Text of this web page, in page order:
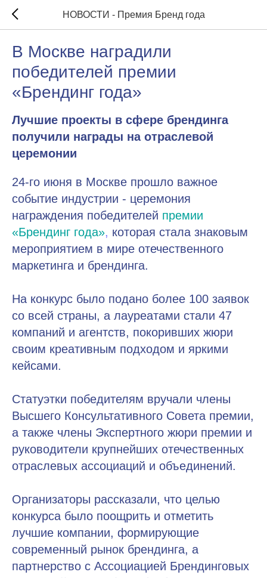
НОВОСТИ - Премия Бренд года
В Москве наградили
победителей премии
«Брендинг года»
Лучшие проекты в сфере брендинга
получили награды на отраслевой
церемонии
24-го июня в Москве прошло важное
событие индустрии - церемония
награждения победителей премии
«Брендинг года», которая стала знаковым
мероприятием в мире отечественного
маркетинга и брендинга.
На конкурс было подано более 100 заявок
со всей страны, а лауреатами стали 47
компаний и агентств, покоривших жюри
своим креативным подходом и яркими
кейсами.
Статуэтки победителям вручали члены
Высшего Консультативного Совета премии,
а также члены Экспертного жюри премии и
руководители крупнейших отечественных
отраслевых ассоциаций и объединений.
Организаторы рассказали, что целью
конкурса было поощрить и отметить
лучшие компании, формирующие
современный рынок брендинга, а
партнерство с Ассоциацией Брендинговых